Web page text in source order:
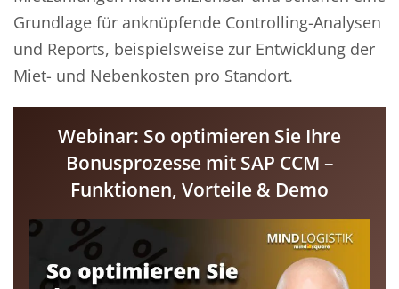
Grundlage für anknüpfende Controlling-Analysen
und Reports, beispielsweise zur Entwicklung der
Miet- und Nebenkosten pro Standort.
Webinar: So optimieren Sie Ihre
Bonusprozesse mit SAP CCM –
Funktionen, Vorteile & Demo